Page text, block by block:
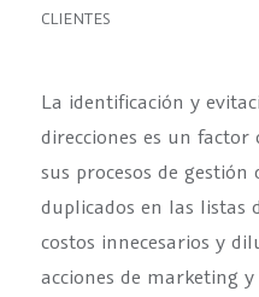
CLIENTES
La identificación y
direcciones es un
sus procesos de
duplicados en las listas
costos innecesarios y
acciones de marketing